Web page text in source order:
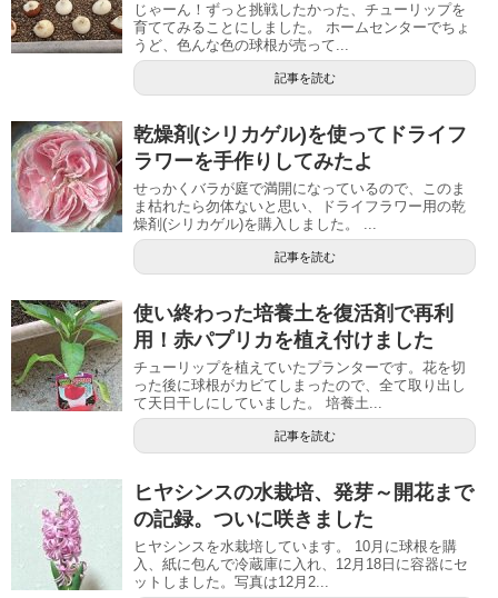
じゃーん！ずっと挑戦したかった、チューリップを
育ててみることにしました。 ホームセンターでちょ
うど、色んな色の球根が売って...
記事を読む
乾燥剤(シリカゲル)を使ってドライフ
ラワーを手作りしてみたよ
せっかくバラが庭で満開になっているので、このま
ま枯れたら勿体ないと思い、ドライフラワー用の乾
燥剤(シリカゲル)を購入しました。 ...
記事を読む
使い終わった培養土を復活剤で再利
用！赤パプリカを植え付けました
チューリップを植えていたプランターです。花を切
った後に球根がカビてしまったので、全て取り出し
て天日干しにしていました。 培養土...
記事を読む
ヒヤシンスの水栽培、発芽～開花まで
の記録。ついに咲きました
ヒヤシンスを水栽培しています。 10月に球根を購
入、紙に包んで冷蔵庫に入れ、12月18日に容器にセ
ットしました。写真は12月2...